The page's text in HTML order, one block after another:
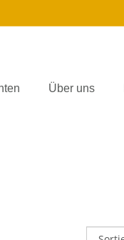
Über uns